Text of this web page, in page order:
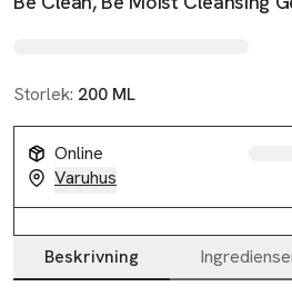
Storlek: 200 ML
Online
Varuhus
Beskrivning